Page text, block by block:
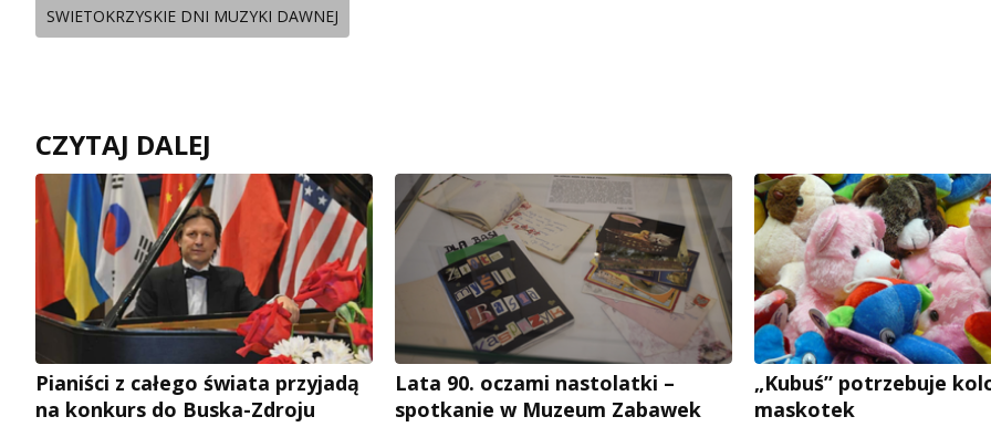
SWIETOKRZYSKIE DNI MUZYKI DAWNEJ
CZYTAJ DALEJ
Pianiści z całego świata przyjadą
na konkurs do Buska-Zdroju
Lata 90. oczami nastolatki –
spotkanie w Muzeum Zabawek
„Kubuś” potrzebuje
maskotek